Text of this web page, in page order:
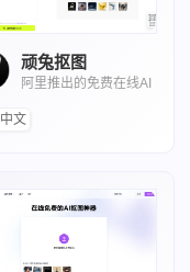
顽兔抠图
阿里推出的免费在线AI
中文